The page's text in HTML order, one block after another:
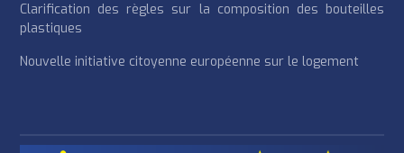
Clarification des règles sur la composition des bouteilles
plastiques
Nouvelle initiative citoyenne européenne sur le logement